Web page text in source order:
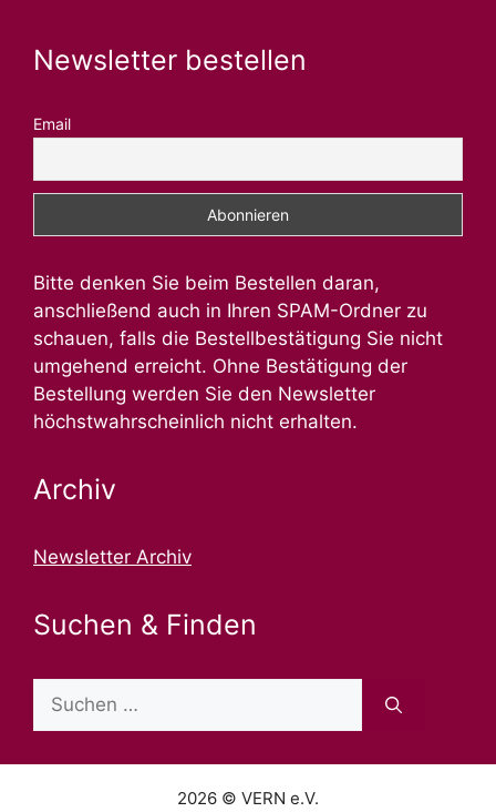
Newsletter bestellen
Email
Bitte denken Sie beim Bestellen daran,
anschließend auch in Ihren SPAM-Ordner zu
schauen, falls die Bestellbestätigung Sie nicht
umgehend erreicht. Ohne Bestätigung der
Bestellung werden Sie den Newsletter
höchstwahrscheinlich nicht erhalten.
Archiv
Newsletter Archiv
Suchen & Finden
2026 © VERN e.V.